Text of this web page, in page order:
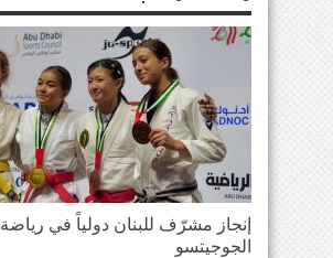
إنجاز مشرّف للبنان دولياً في رياضة
الجوجيتسو